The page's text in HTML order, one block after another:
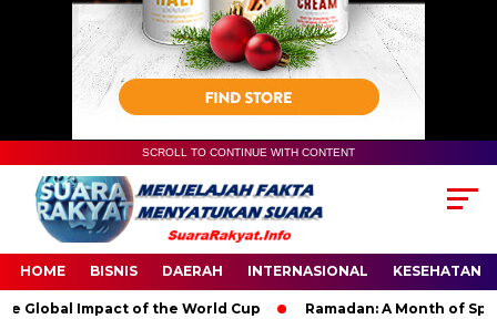
SCROLL TO CONTINUE WITH CONTENT
HOME BISNIS DAERAH INTERNASIONAL KESEHATAN
Global Impact of the World Cup Ramadan: A Month of